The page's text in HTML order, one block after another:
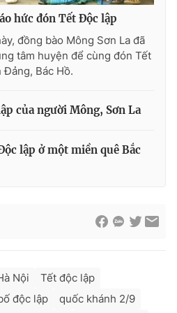
và báo điện tử số 483/GP-BTTTT
- 024.38 355 932
hức đón Tết Độc lập
đồng bào Mông Sơn La đã
tâm huyện để cùng đón Tết
Bác Hồ.
của người Mông, Sơn La
lập ở một miền quê Bắc
Nội
Tết độc lập
độc lập
quốc khánh 2/9